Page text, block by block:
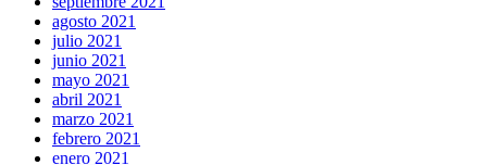
agosto 2021
julio 2021
junio 2021
mayo 2021
abril 2021
marzo 2021
febrero 2021
enero 2021